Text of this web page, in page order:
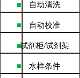
■ 自动清洗
■ 自动校准
■试剂柜/试剂架
■ 水样条件